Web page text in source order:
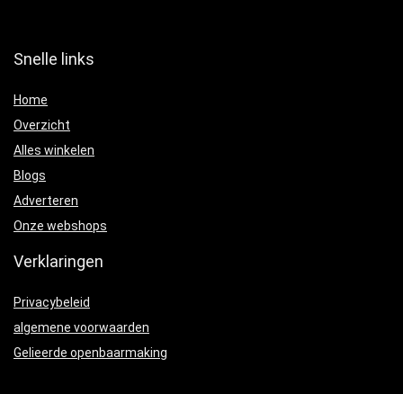
Snelle links
Home
Overzicht
Alles winkelen
Blogs
Adverteren
Onze webshops
Verklaringen
Privacybeleid
algemene voorwaarden
Gelieerde openbaarmaking